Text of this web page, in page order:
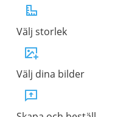
Välj storlek
Välj dina bilder